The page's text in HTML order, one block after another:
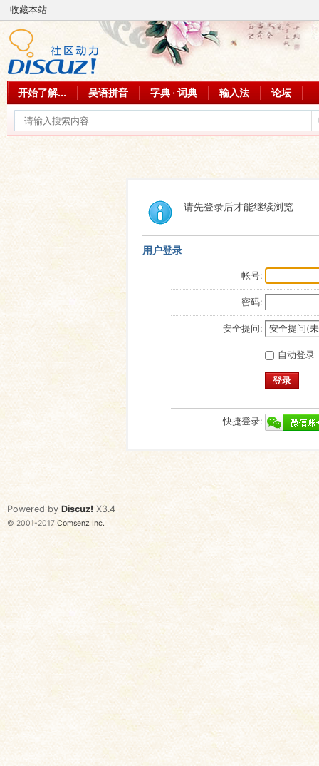
收藏本站
开始了解... 吴语拼音 字典 · 词典 输入法 论坛
请先登录后才能继续浏览
用户登录
帐号:
密码:
安全提问:
自动登录
登录
快捷登录:
Powered by Discuz! X3.4
© 2001-2017 Comsenz Inc.